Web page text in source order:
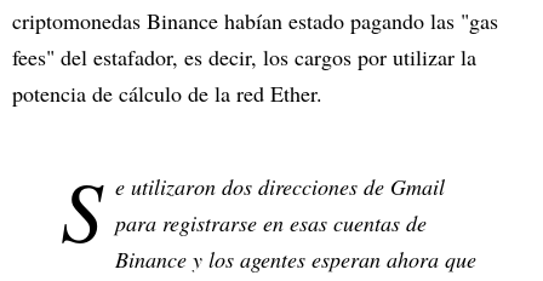
criptomonedas Binance habían estado pagando las "gas
fees" del estafador, es decir, los cargos por utilizar la
potencia de cálculo de la red Ether.
S e utilizaron dos direcciones de Gmail
para registrarse en esas cuentas de
Binance y los agentes esperan ahora que